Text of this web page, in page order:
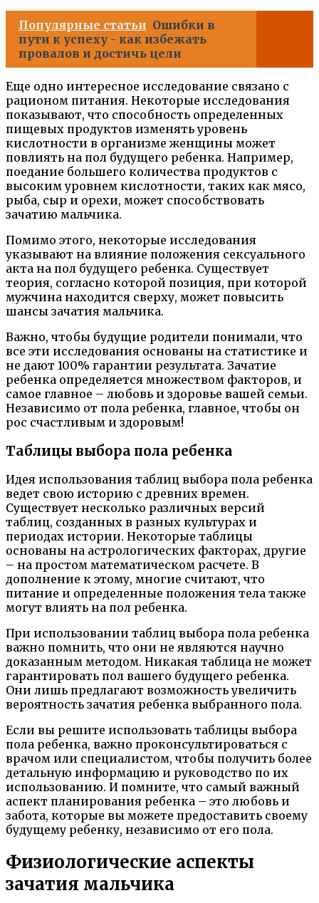
Популярные статьи Ошибки в
пути к успеху - как избежать
провалов и достичь цели
Еще одно интересное исследование связано с
рационом питания. Некоторые исследования
показывают, что способность определенных
пищевых продуктов изменять уровень
кислотности в организме женщины может
повлиять на пол будущего ребенка. Например,
поедание большего количества продуктов с
высоким уровнем кислотности, таких как мясо,
рыба, сыр и орехи, может способствовать
зачатию мальчика.
Помимо этого, некоторые исследования
указывают на влияние положения сексуального
акта на пол будущего ребенка. Существует
теория, согласно которой позиция, при которой
мужчина находится сверху, может повысить
шансы зачатия мальчика.
Важно, чтобы будущие родители понимали, что
все эти исследования основаны на статистике и
не дают 100% гарантии результата. Зачатие
ребенка определяется множеством факторов, и
самое главное – любовь и здоровье вашей семьи.
Независимо от пола ребенка, главное, чтобы он
рос счастливым и здоровым!
Таблицы выбора пола ребенка
Идея использования таблиц выбора пола ребенка
ведет свою историю с древних времен.
Существует несколько различных версий
таблиц, созданных в разных культурах и
периодах истории. Некоторые таблицы
основаны на астрологических факторах, другие
– на простом математическом расчете. В
дополнение к этому, многие считают, что
питание и определенные положения тела также
могут влиять на пол ребенка.
При использовании таблиц выбора пола ребенка
важно помнить, что они не являются научно
доказанным методом. Никакая таблица не может
гарантировать пол вашего будущего ребенка.
Они лишь предлагают возможность увеличить
вероятность зачатия ребенка выбранного пола.
Если вы решите использовать таблицы выбора
пола ребенка, важно проконсультироваться с
врачом или специалистом, чтобы получить более
детальную информацию и руководство по их
использованию. И помните, что самый важный
аспект планирования ребенка – это любовь и
забота, которые вы можете предоставить своему
будущему ребенку, независимо от его пола.
Физиологические аспекты
зачатия мальчика